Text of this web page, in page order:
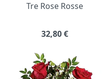
Tre Rose Rosse
32,80€